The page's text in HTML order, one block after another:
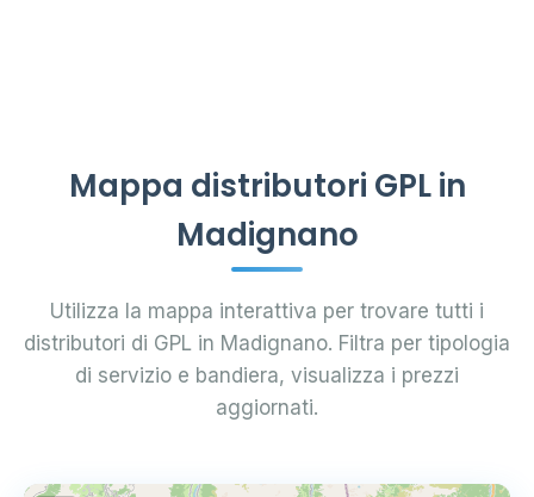
Mappa distributori GPL in
Madignano
Utilizza la mappa interattiva per trovare tutti i
distributori di GPL in Madignano. Filtra per tipologia
di servizio e bandiera, visualizza i prezzi
aggiornati.